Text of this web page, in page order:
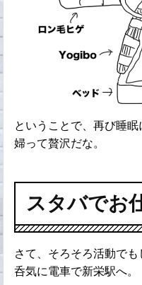
ということで、再び睡
婦って贅沢だな。
スタバでお
さて、そろそろ活動で
呑気に電車で新栄駅へ。